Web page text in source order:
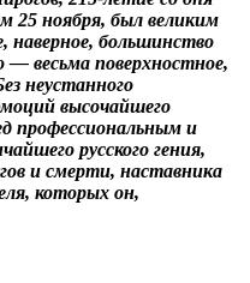
25 ноября, был великим
наверное, большинство
весьма поверхностное,
неустанного
высочайшего
профессиональным и
русского гения,
и смерти, наставника
которых он,